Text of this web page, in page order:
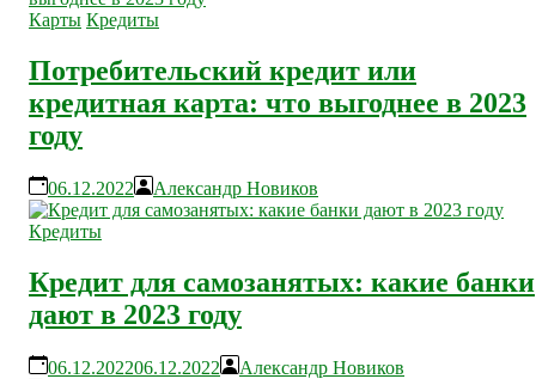
Карты Кредиты
Потребительский кредит или
кредитная карта: что выгоднее в 2023
году
06.12.2022 Александр Новиков
Кредиты
Кредит для самозанятых: какие банки
дают в 2023 году
06.12.202206.12.2022 Александр Новиков